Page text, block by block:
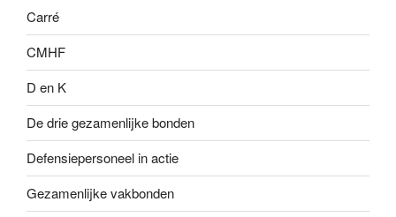
Carré
CMHF
D en K
De drie gezamenlijke bonden
Defensiepersoneel in actie
Gezamenlijke vakbonden